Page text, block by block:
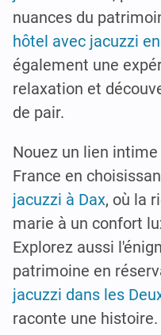
nuances du
hôtel avec jacuzzi
également une
relaxation et
de pair.
Nouez un lien
France en
jacuzzi à Dax, où la
marie à un confort
Explorez aussi
patrimoine en
jacuzzi dans les
raconte une